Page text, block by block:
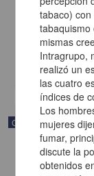
felicitándolo por el
Martínez Baca,
[sin fecha]
Multidisciplina
Correspondencia
tabaco)
tabaquismo
mismas
Intragrupo,
realizó un
las cuatro
índices de
Los
mujeres
fumar,
discute la
obtenidos